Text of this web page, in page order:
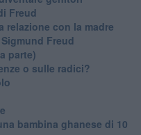
Freud
relazione con la madre
Freud
parte)
o sulle radici?
bambina ghanese di 10